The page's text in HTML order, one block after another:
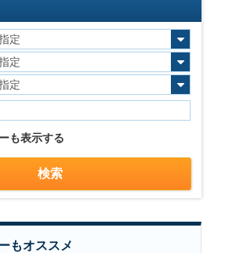
も表示する
もオススメ